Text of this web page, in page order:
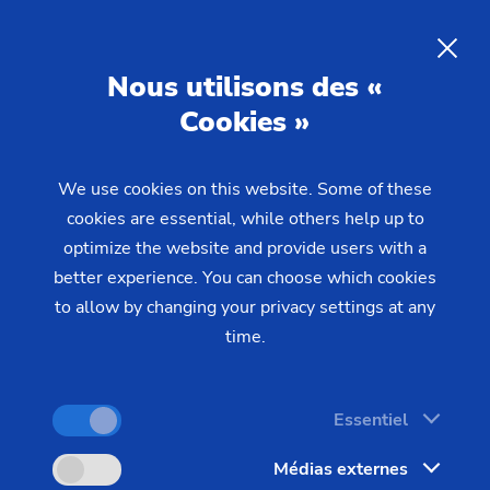
solutions de fabrication
globales : Des applications
robotiques parfaitement
adaptées garantissent un flux
de pièces rapide dans la
production
robotisée ont le vent en poupe : elles permettent
d'établir un flux de pièces rapide et à faible effectif
au sein d'un site - et de réduire ainsi les coûts
Nous utilisons des «
Cookies »
We use cookies on this website. Some of these
cookies are essential, while others help up to
optimize the website and provide users with a
better experience. You can choose which cookies
to allow by changing your privacy settings at any
time.
Essentiel
Médias externes